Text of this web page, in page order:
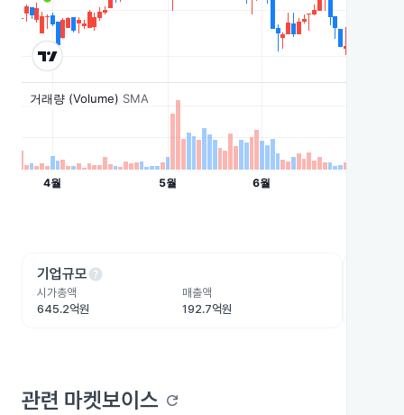
기업규모help
시가총액
645.2억원
매출액
192.7억원
관련 마켓보이스 refresh